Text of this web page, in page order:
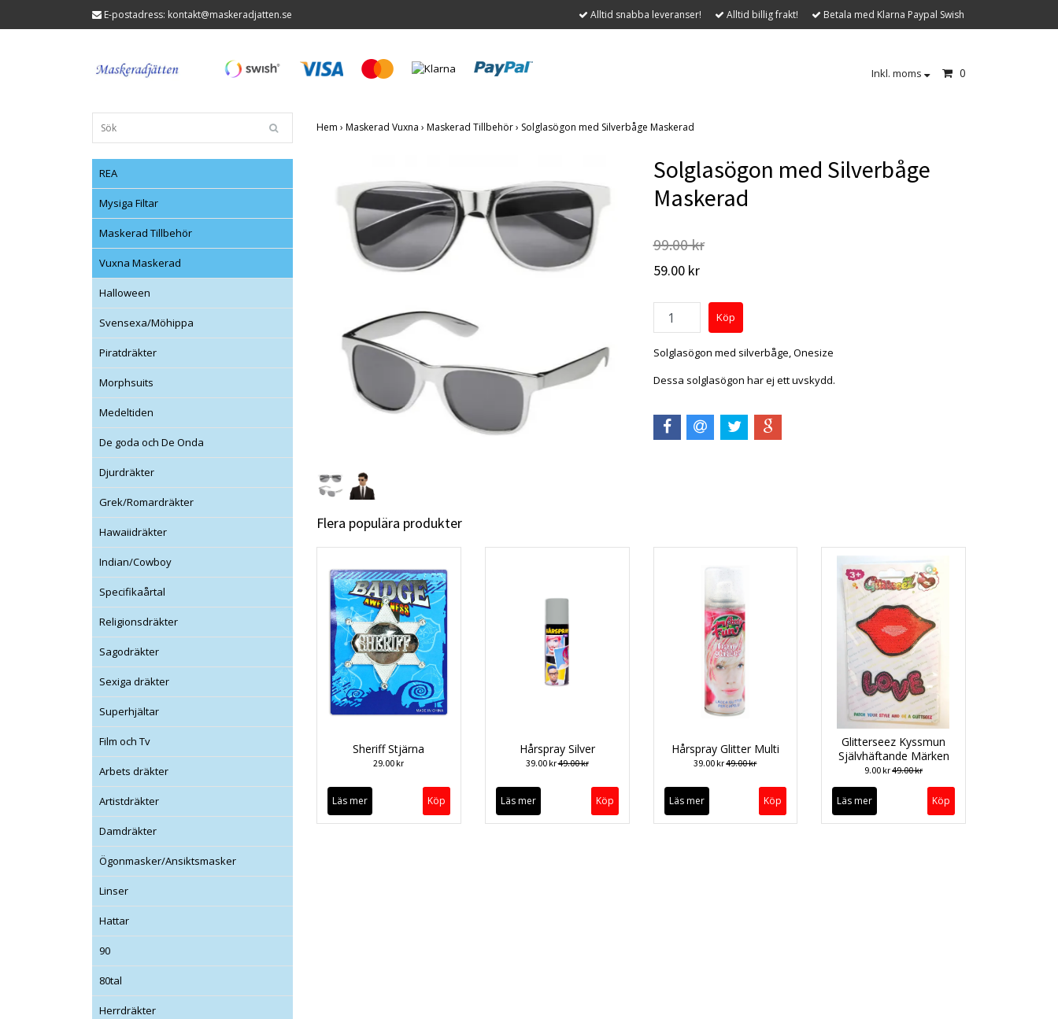
E-postadress: kontakt@maskeradjatten.se Alltid snabba leveranser! Alltid billig frakt! Betala med Klarna Paypal Swish
Inkl. moms 0
REA
Mysiga Filtar
Maskerad Tillbehör
Vuxna Maskerad
Halloween
Svensexa/Möhippa
Piratdräkter
Morphsuits
Medeltiden
De goda och De Onda
Djurdräkter
Grek/Romardräkter
Hawaiidräkter
Indian/Cowboy
Specifikaårtal
Religionsdräkter
Sagodräkter
Sexiga dräkter
Superhjältar
Film och Tv
Arbets dräkter
Artistdräkter
Damdräkter
Ögonmasker/Ansiktsmasker
Linser
Hattar
90
80tal
Herrdräkter
Hem › Maskerad Vuxna › Maskerad Tillbehör› Solglasögon med Silverbåge Maskerad
Solglasögon med Silverbåge
Maskerad
99.00 kr
59.00 kr
Solglasögon med silverbåge, Onesize
Dessa solglasögon har ej ett uvskydd.
Flera populära produkter
Sheriff Stjärna
29.00 kr
Läs mer
Hårspray Silver
39.00 kr49.00 kr
Läs mer
Hårspray Glitter Multi
39.00 kr49.00 kr
Läs mer
Glitterseez Kyssmun
Självhäftande Märken
9.00 kr49.00 kr
Läs mer